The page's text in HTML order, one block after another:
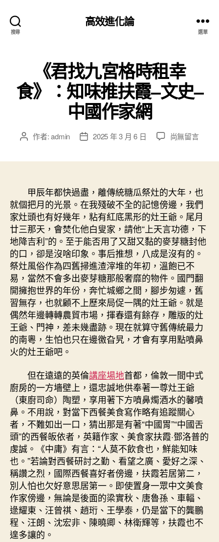
搜尋
高效進化論
選單
《君找九宮格時租幸
食》：知味推扶霞–文史–
中國作家網
文 作者:admin
文
期
2025 年 3 月 6 日
在
格
時
租
幸
食》：
知
味
推
扶
霞
–
文
史
–
中
家
網〉
中
尚無留言
甲辰年都快過盡，離傳統糖瓜祭灶的大年，也
就個把月的光景。在我殘破不全的記憶傍邊，我們
家灶頭也有好幾年，粘有紅底黑形的灶王爺。尾月
廿三那天，會焚化他白叟家，請他“上天言功德，下
地降吉利”的。至于能否用了又甜又黏的麥芽糖封他
的口，卻是沒啥印象。事后推想，八成是沒有的。
祭灶風俗作為四舊掃進渣滓堆的年初，溫飽已不
易，當然不會多出麥芽糖那般奢靡的物件。國門翻
開擁抱世界的年份，奔忙城鄉之間，腳步匆遽，舊
習無存，也就顧不上歷來局促一隅的灶王爺。就是
偶然年邊轉轉農貿市場，揮春還有餘存，雕版的灶
王爺、門神，差未幾盡跡。現在就算守舊傳統最力
的南粵，生怕也只在邊徼旮旯，才會有享用點噴鼻
火的灶王爺吧。
但在遠遠的英倫講座場地首都，倫敦一間中式
廚房的一方墻壁上，還忠誠地供奉著一尊灶王爺
（東廚司命）陶塑，享用著下方噴鼻燭酒水的馨噴
鼻。不用說，對當下西餐美食寫作略有追蹤關心
者，不難如出一口，猜出那是有著“中國胃”“中國舌
頭”的西餐皈依者，英籍作家、美食家扶霞·鄧洛普的
虔誠。《中庸》有言：“人莫不飲食也，鮮能知味
也。”若論對西餐研討之勤、看望之廣、愛好之深、
稱讚之烈，國際西餐喜好者傍邊，扶霞若居第二，
別人怕也欠好意思居第一。即使置身一眾中文美食
作家傍邊，無論是後面的梁實秋、唐魯孫、車輻、
逯耀東、汪曾祺、趙珩、王學泰，仍是當下的龔鵬
程、汪朗、沈宏非、陳曉卿、林衛輝等，扶霞也不
遑多讓的。